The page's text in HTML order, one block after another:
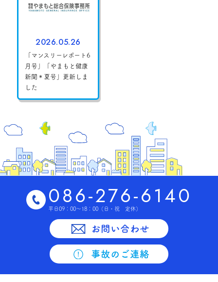
2026.05.26
「マンスリーレポート6
月号」「やまもと健康
新聞＊夏号」更新しま
した
086-276-6140
平日09：00～18：00（日・祝 定休）
お問い合わせ
事故のご連絡